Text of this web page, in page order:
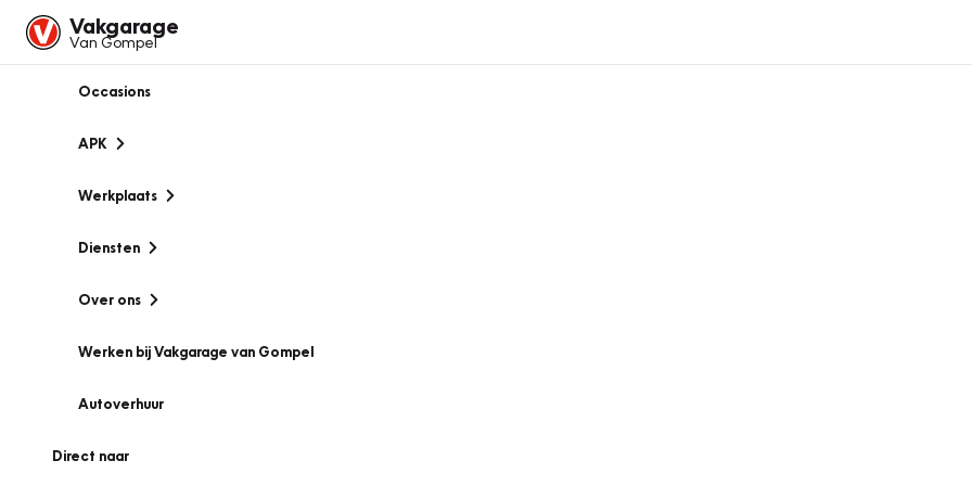
Vakgarage
Van Gompel
Occasions
APK
Werkplaats
Diensten
Over ons
Werken bij Vakgarage van Gompel
Autoverhuur
Direct naar